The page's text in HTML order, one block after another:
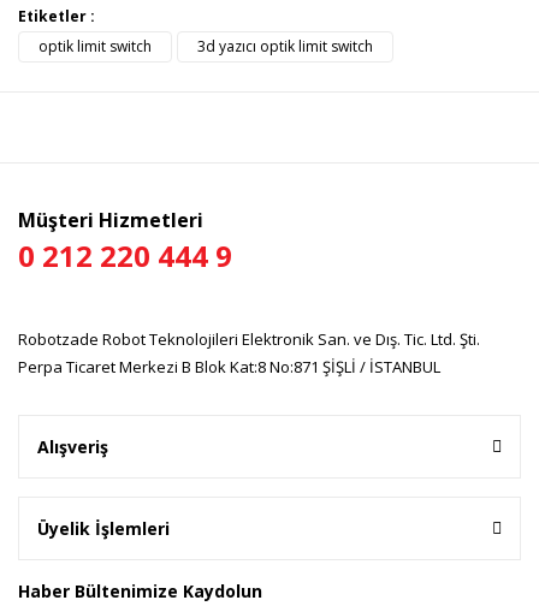
Bu ürüne ilk yorumu siz yapın!
Bu ürünün fiyat bilgisi, resim, ürün açıklamalarında ve diğer
konularda yetersiz gördüğünüz noktaları öneri formunu
kullanarak tarafımıza iletebilirsiniz.
Ürün bilgilerinde hatalar bulunuyor.
Ürün fiyatı diğer sitelerden daha pahalı.
Etiketler :
optik limit switch
3d yazıcı optik limit switch
Müşteri Hizmetleri
0 212 220 444 9
Robotzade Robot Teknolojileri Elektronik San. ve Dış. Tic. Ltd. Şti.
Perpa Ticaret Merkezi B Blok Kat:8 No:871 ŞİŞLİ / İSTANBUL
Alışveriş
Üyelik İşlemleri
Haber Bültenimize Kaydolun